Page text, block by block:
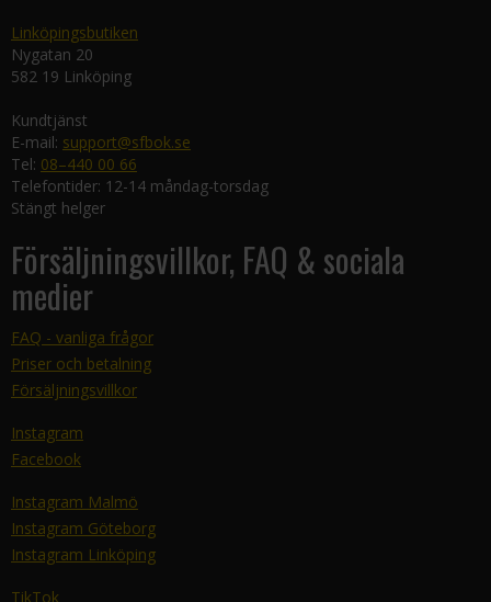
Linköpingsbutiken
Nygatan 20
582 19 Linköping
Kundtjänst
E-mail: support@sfbok.se
Tel: 08–440 00 66
Telefontider: 12-14 måndag-torsdag
Stängt helger
Försäljningsvillkor, FAQ & sociala
medier
FAQ - vanliga frågor
Priser och betalning
Försäljningsvillkor
Instagram
Facebook
Instagram Malmö
Instagram Göteborg
Instagram Linköping
TikTok